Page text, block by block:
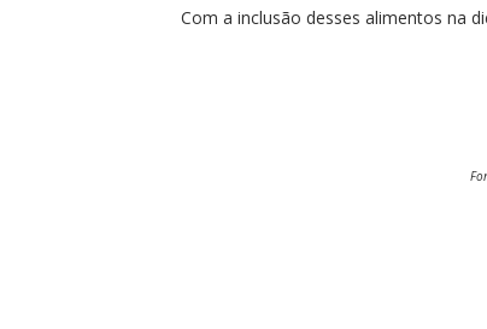
Com a inclusão desses alimentos na